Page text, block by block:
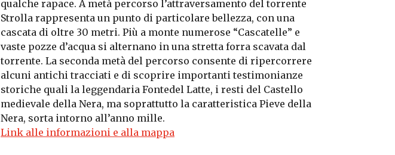
qualche rapace. A metà percorso l’attraversamento del torrente
Strolla rappresenta un punto di particolare bellezza, con una
cascata di oltre 30 metri. Più a monte numerose “Cascatelle” e
vaste pozze d’acqua si alternano in una stretta forra scavata dal
torrente. La seconda metà del percorso consente di ripercorrere
alcuni antichi tracciati e di scoprire importanti testimonianze
storiche quali la leggendaria Fontedel Latte, i resti del Castello
medievale della Nera, ma soprattutto la caratteristica Pieve della
Nera, sorta intorno all’anno mille.
Link alle informazioni e alla mappa